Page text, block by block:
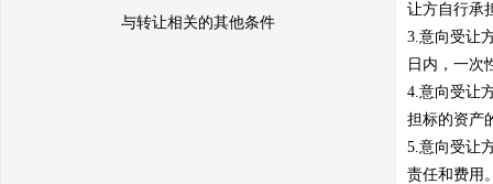
与转让相关的其他条件
让方自行承
3.意向受让
日内，一次
4.意向受让
担标的资产
5.意向受让
责任和费用